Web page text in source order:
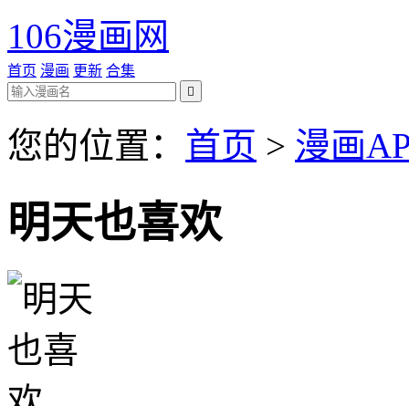
106漫画网
首页 漫画 更新 合集

您的位置： 首页 > 漫画
明天也喜欢